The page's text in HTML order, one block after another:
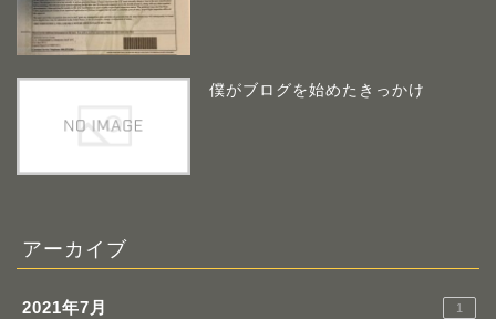
僕がブログを始めたきっかけ
アーカイブ
2021年7月 1